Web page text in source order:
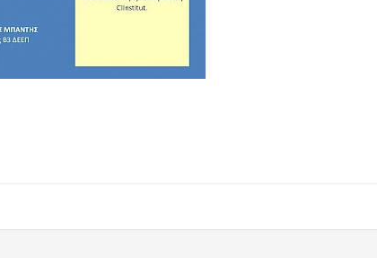
Γιάννη Χατζηθεοδοσίου
Επιμελητηρίου